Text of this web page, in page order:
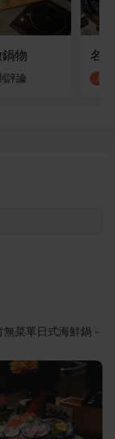
物
評論
名
4.1
菜單日式海鮮鍋－